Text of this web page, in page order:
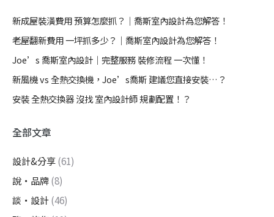
新成屋裝潢費用 預算怎麼抓？｜喬斯室內設計為您解答！
老屋翻新費用 一坪抓多少？｜喬斯室內設計為您解答！
Joe’s 喬斯室內設計｜完整服務 裝修流程 一次懂！
新風機 vs 全熱交換機，Joe’s喬斯 建議您直接安裝…？
安裝 全熱交換器 沒找 室內設計師 規劃配置！？
全部文章
設計&分享(61)
說・品牌(8)
談・設計(46)